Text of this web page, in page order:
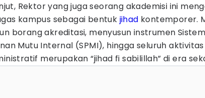
Rektor yang juga seorang akademisi ini
kampus sebagai bentuk jihad kontemporer.
borang akreditasi, menyusun instrumen Sistem
Mutu Internal (SPMI), hingga seluruh
merupakan “jihad fi sabilillah” di era